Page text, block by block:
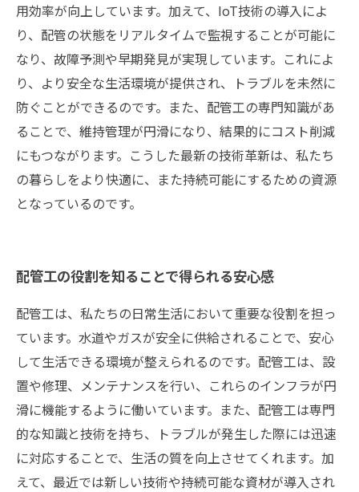
用効率が向上しています。加えて、IoT技術の導入によ
り、配管の状態をリアルタイムで監視することが可能に
なり、故障予測や早期発見が実現しています。これによ
り、より安全な生活環境が提供され、トラブルを未然に
防ぐことができるのです。また、配管工の専門知識があ
ることで、維持管理が円滑になり、結果的にコスト削減
にもつながります。こうした最新の技術革新は、私たち
の暮らしをより快適に、また持続可能にするための資源
となっているのです。
配管工の役割を知ることで得られる安心感
配管工は、私たちの日常生活において重要な役割を担っ
ています。水道やガスが安全に供給されることで、安心
して生活できる環境が整えられるのです。配管工は、設
置や修理、メンテナンスを行い、これらのインフラが円
滑に機能するように働いています。また、配管工は専門
的な知識と技術を持ち、トラブルが発生した際には迅速
に対応することで、生活の質を向上させてくれます。加
えて、最近では新しい技術や持続可能な資材が導入され